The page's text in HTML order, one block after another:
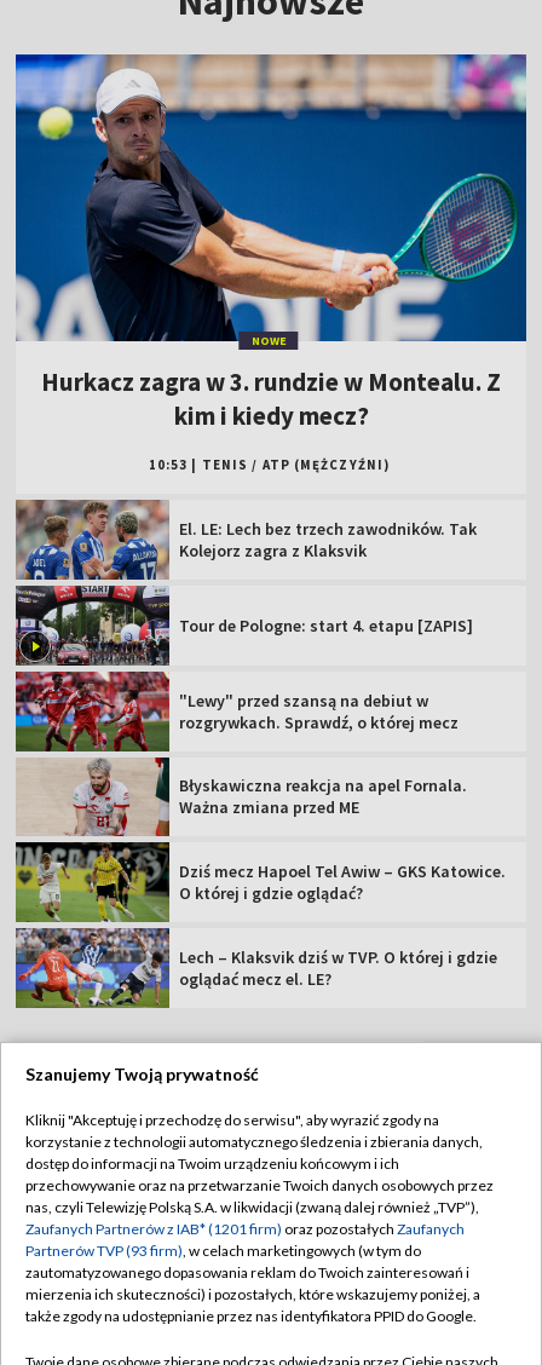
NOWE
Hurkacz zagra w 3. rundzie w Montealu. Z
kim i kiedy mecz?
10:53 TENIS / ATP (MĘŻCZYŹNI)
El. LE: Lech bez trzech zawodników. Tak
Kolejorz zagra z Klaksvik
Tour de Pologne: start 4. etapu [ZAPIS]
"Lewy" przed szansą na debiut w
rozgrywkach. Sprawdź, o której mecz
Błyskawiczna reakcja na apel Fornala.
Ważna zmiana przed ME
Dziś mecz Hapoel Tel Awiw – GKS Katowice.
O której i gdzie oglądać?
Lech – Klaksvik dziś w TVP. O której i gdzie
oglądać mecz el. LE?
Abonament TVP
Sklep TVP
Biuro Reklamy
Oferta Handlowa
Telegazeta ogłoszenia
Regulamin TVP
Polityka prywatności
Moje zgody
Biuro reklamy
Kontakt
Szanujemy Twoją prywatność
Kliknij "Akceptuję i przechodzę do serwisu", aby wyrazić zgody na
korzystanie z technologii automatycznego śledzenia i zbierania danych,
dostęp do informacji na Twoim urządzeniu końcowym i ich
przechowywanie oraz na przetwarzanie Twoich danych osobowych przez
nas, czyli Telewizję Polską S.A. w likwidacji (zwaną dalej również „TVP”),
Zaufanych Partnerów z IAB* (1201 firm) oraz pozostałych Zaufanych
Partnerów TVP (93 firm), w celach marketingowych (w tym do
zautomatyzowanego dopasowania reklam do Twoich zainteresowań i
mierzenia ich skuteczności) i pozostałych, które wskazujemy poniżej, a
także zgody na udostępnianie przez nas identyfikatora PPID do Google.